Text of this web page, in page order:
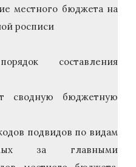
местного бюджета на
росписи
составления
сводную бюджетную
подвидов по видам
за главными